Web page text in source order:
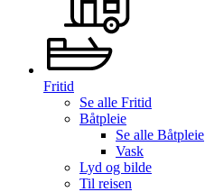
Fritid
Se alle Fritid
Båtpleie
Se alle Båtpleie
Vask
Lyd og bilde
Til reisen